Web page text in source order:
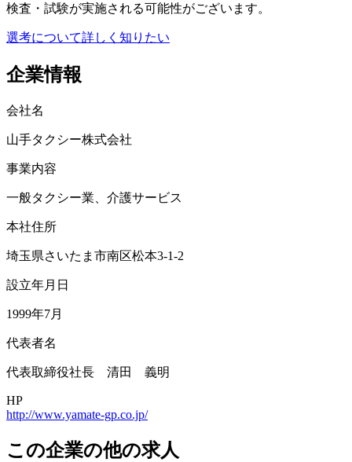
検査・試験が実施される可能性がございます。
選考について詳しく知りたい
企業情報
会社名
山手タクシー株式会社
事業内容
一般タクシー業、介護サービス
本社住所
埼玉県さいたま市南区松本3-1-2
設立年月日
1999年7月
代表者名
代表取締役社長 清田 義明
HP
http://www.yamate-gp.co.jp/
この企業の他の求人